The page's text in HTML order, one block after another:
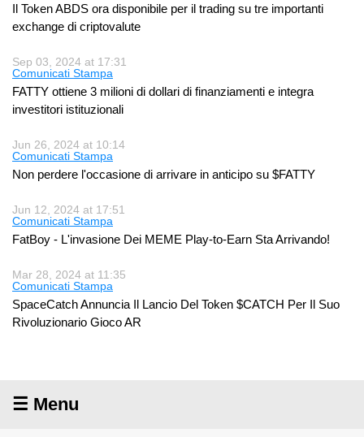
Il Token ABDS ora disponibile per il trading su tre importanti
exchange di criptovalute
Sep 03, 2024 at 17:31
Comunicati Stampa
FATTY ottiene 3 milioni di dollari di finanziamenti e integra
investitori istituzionali
Jun 26, 2024 at 10:14
Comunicati Stampa
Non perdere l'occasione di arrivare in anticipo su $FATTY
Jun 12, 2024 at 17:51
Comunicati Stampa
FatBoy - L'invasione Dei MEME Play-to-Earn Sta Arrivando!
Mar 28, 2024 at 11:35
Comunicati Stampa
SpaceCatch Annuncia Il Lancio Del Token $CATCH Per Il Suo
Rivoluzionario Gioco AR
☰ Menu